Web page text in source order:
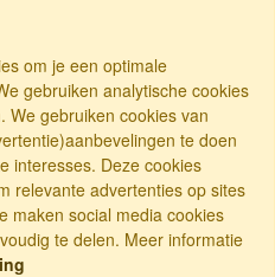
om je een optimale
gebruiken analytische cookies
We gebruiken cookies van
te doen
interesses. Deze cookies
relevante advertenties op sites
maken social media cookies
te delen. Meer informatie